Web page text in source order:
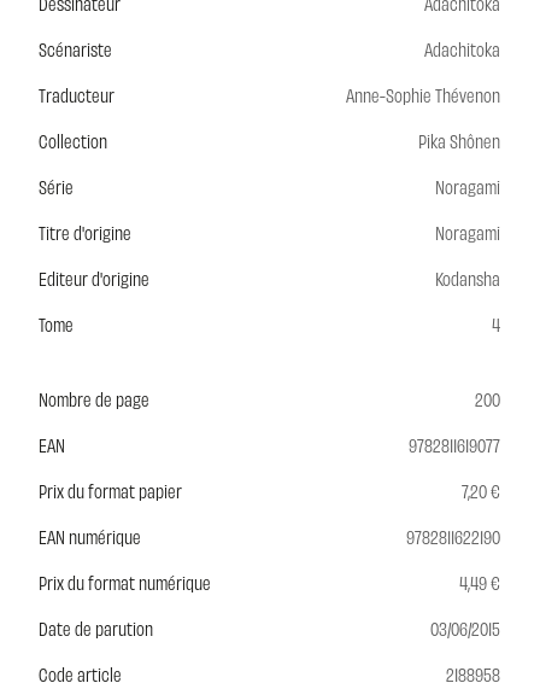
Scénariste
Adachitoka
Traducteur
Anne-Sophie Thévenon
Collection
Pika Shônen
Série
Noragami
Titre d'origine
Noragami
Editeur d'origine
Kodansha
Tome
4
Nombre de page
200
EAN
9782811619077
Prix du format papier
7,20 €
EAN numérique
9782811622190
Prix du format numérique
4,49 €
Date de parution
03/06/2015
Code article
2188958